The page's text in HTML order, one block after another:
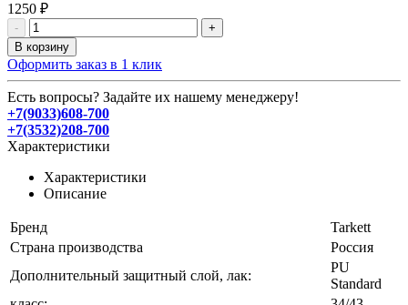
1250 ₽
-
+
В корзину
Оформить заказ в 1 клик
Есть вопросы? Задайте их нашему менеджеру!
+7(9033)608-700
+7(3532)208-700
Характеристики
Характеристики
Описание
Бренд
Tarkett
Страна производства
Россия
Дополнительный защитный слой, лак:
PU
Standard